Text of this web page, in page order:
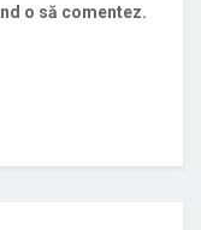
o să comentez.